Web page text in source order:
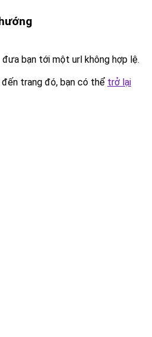
bạn tới một url không hợp lệ.
đến trang đó, bạn có thể trở lại